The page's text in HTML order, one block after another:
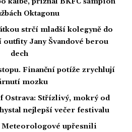
Oktagonu
strčí mladší kolegyně do
outfity Jany Švandové berou
dech
Finanční potíže zrychlují
mozku
Ostrava: Střízlivý, mokrý od
nejlepší večer festivalu
Meteorologové upřesnili